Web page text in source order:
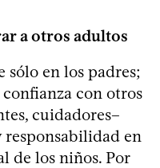
a otros adultos
sólo en los padres;
con otros
cuidadores–
en
de los niños. Por